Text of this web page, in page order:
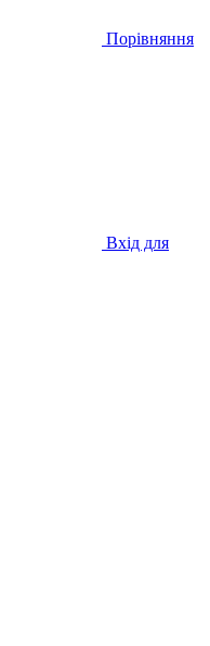
Порівняння
Вхід для